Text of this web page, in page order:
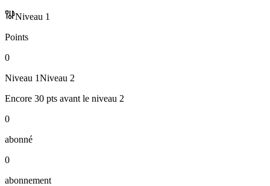
Niveau 1
Points
0
Niveau 1Niveau 2
Encore 30 pts avant le niveau 2
0
abonné
0
abonnement